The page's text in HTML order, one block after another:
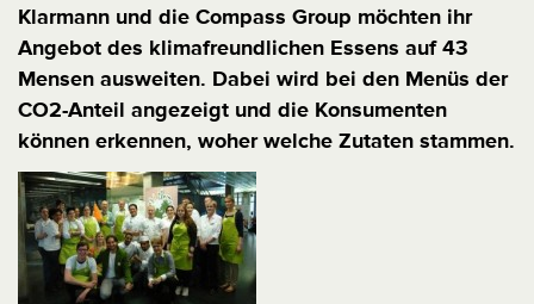
Klarmann und die Compass Group möchten ihr
Angebot des klimafreundlichen Essens auf 43
Mensen ausweiten. Dabei wird bei den Menüs der
CO2-Anteil angezeigt und die Konsumenten
können erkennen, woher welche Zutaten stammen.